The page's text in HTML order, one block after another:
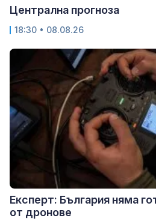
Централна прогноза
18:30 • 08.08.26
Експерт: България няма
от дронове